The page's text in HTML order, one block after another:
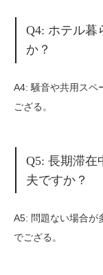
Q4: ホテル暮
か？
A4: 騒音や共用スペ
ござる。
Q5: 長期滞在
夫ですか？
A5: 問題ない場合が
でござる。